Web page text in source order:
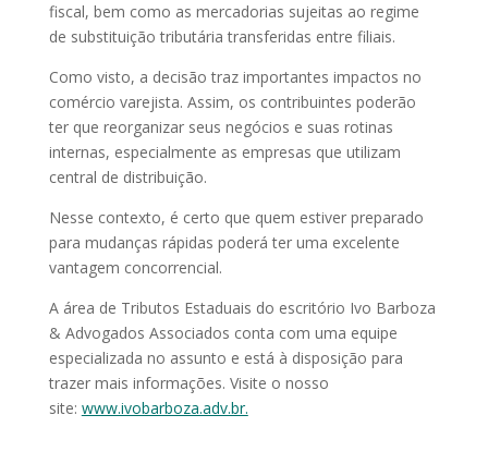
fiscal, bem como as mercadorias sujeitas ao regime
de substituição tributária transferidas entre filiais.
Como visto, a decisão traz importantes impactos no
comércio varejista. Assim, os contribuintes poderão
ter que reorganizar seus negócios e suas rotinas
internas, especialmente as empresas que utilizam
central de distribuição.
Nesse contexto, é certo que quem estiver preparado
para mudanças rápidas poderá ter uma excelente
vantagem concorrencial.
A área de Tributos Estaduais do escritório Ivo Barboza
& Advogados Associados conta com uma equipe
especializada no assunto e está à disposição para
trazer mais informações. Visite o nosso
site: www.ivobarboza.adv.br.